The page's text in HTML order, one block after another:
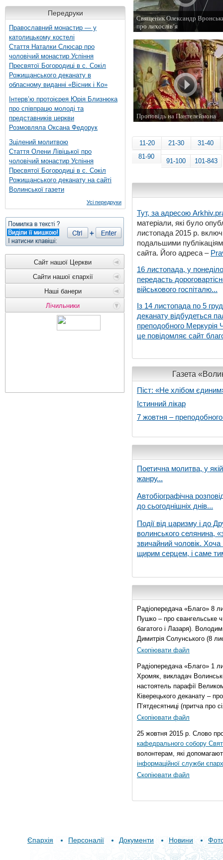
Передруки
Православний монастир — у
католицькому костелі
Стаття Наталки Слюсар про
чоловічий монастир Успіння
Пресвятої Богородиці в с. Сокіл
Рожищанського деканату в
обласному виданні «Вісник і Ко»
Інтерв’ю протоієрея Юрія Близнюка
про співпрацю молоді та
представників церкви
Розмовляла Оксана Федорук
Зцілений молитвою
Стаття Олени Лівіцької про
чоловічий монастир Успіння
Пресвятої Богородиці в с. Сокіл
Рожищанського деканату на сайті
Волинської газети
Усі передруки
Сайт нашої Церкви
Сайти нашої єпархії
Наші банери
Лічильники
Священик Олександр
про лихослів’я
Проповідь на Пантелеймона
11-20 21-30
31-40
81-90
91-100 101-843
Тут, за адресою
матеріали, які було
листопада 2015 р.
подальшими
сайта. Його адреса –
16 листопада, у
передасть
військового госпіталю...
Із 14 листопада по 5
деканату відбудеться
преподобного Меркурія
це повідомляє сайт
Газета
Піст: «Не хлібом
Істинний лікар
7 жовтня –
Поетична молитва, у
жанру...
Автобіографічна
до сьогоднішніх днів...
Події від царизму і до
волинського селянина,
звичайний чоловік. Хоча
щирим серцем, і саме
Радіопередача «Благо» 8
Пушко – про євангельське
багатого і Лазаря).
Димитрія Солунського (8
Скопіювати файл
Радіопередача «Благо» 1
Хромяк, викладач
настоятель парафії
Ківерецького деканату –
П’ятдесятниці (притча про
Скопіювати файл
25 жовтня 2015 р. Слово
кафедрального собору
волонтерам, які
інформаційної служби
Скопіювати файл
Єпархія Персоналії Документи Новини